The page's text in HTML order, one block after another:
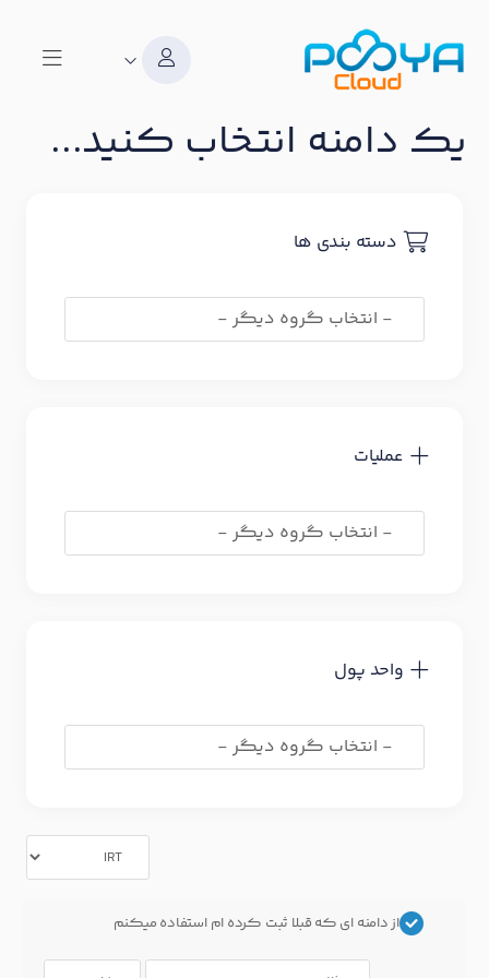
یک دامنه انتخاب کنید...
دسته بندی ها
عملیات
واحد پول
از دامنه ای که قبلا ثبت کرده ام استفاده میکنم